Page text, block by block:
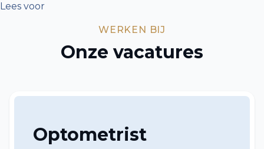
Lees voor
WERKEN BIJ
Onze vacatures
Optometrist